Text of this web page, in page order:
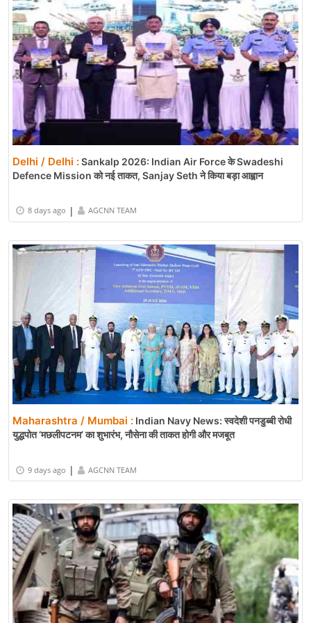
Delhi / Delhi :Sankalp 2026: Indian Air Force के Swadeshi
Defence Mission को नई ताकत, Sanjay Seth ने किया बड़ा आह्वान
8 days ago | AGCNN TEAM
Maharashtra / Mumbai : Indian Navy News: स्वदेशी पनडुब्बी रोधी
युद्धपोत ‘मछलीपटनम’ का शुभारंभ, नौसेना की ताकत होगी और मजबूत
9 days ago | AGCNN TEAM